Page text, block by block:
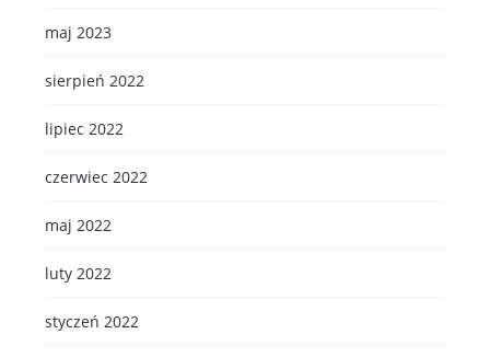
maj 2023
sierpień 2022
lipiec 2022
czerwiec 2022
maj 2022
luty 2022
styczeń 2022